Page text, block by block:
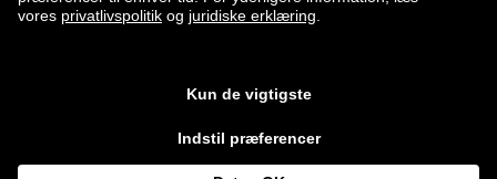
finde os på
vejledende udsalgspris